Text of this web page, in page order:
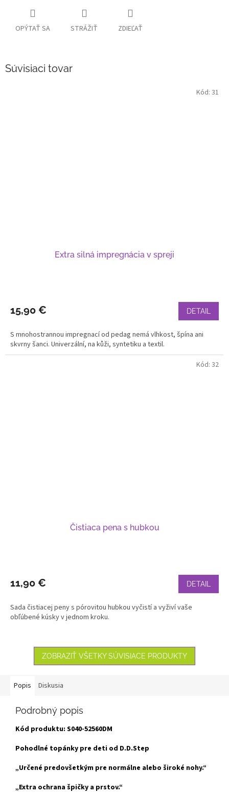
OPÝTAŤ SA STRÁŽIŤ ZDIEĽAŤ
Súvisiaci tovar
Extra silná impregnácia v spreji
15,90 € DETAIL
S mnohostrannou impregnací od pedag nemá vlhkost, špína ani
skvrny šanci. Univerzální, na kůži, syntetiku a textil.
Kód: 31
Čistiaca pena s hubkou
11,90 € DETAIL
Sada čistiacej peny s pórovitou hubkou vyčistí a vyživí vaše
obľúbené kúsky v jednom kroku.
Kód: 32
ZOBRAZIŤ VŠETKY SÚVISIACE PRODUKTY
Popis Diskusia
Podrobný popis
Kód produktu: S040-52560DM
Pohodlné topánky pre deti od D.D.Step
„Určené predovšetkým pre normálne alebo široké nohy.“
„Extra ochrana špičky a prstov.“